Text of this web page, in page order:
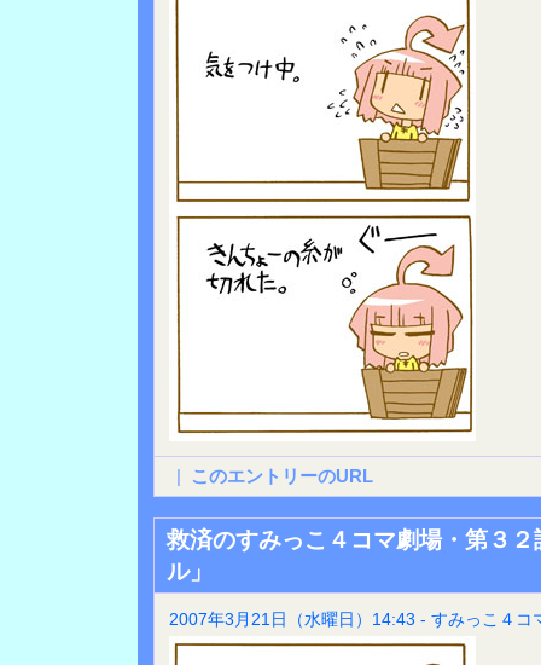
| このエントリーのURL
救済のすみっこ４コマ劇場・第３
ル」
2007年3月21日（水曜日）14:43 - すみっこ４コ